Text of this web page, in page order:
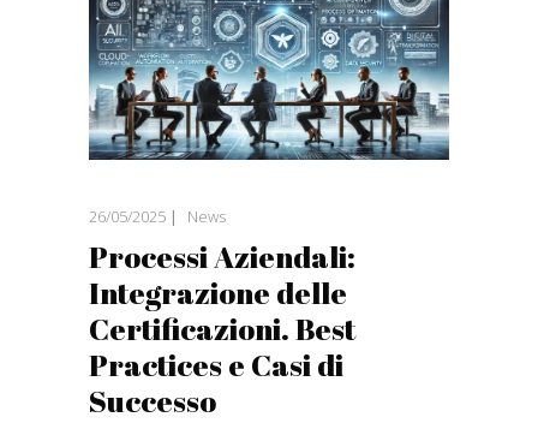
26/05/2025 News
Processi Aziendali:
Integrazione delle
Certificazioni. Best
Practices e Casi di
Successo